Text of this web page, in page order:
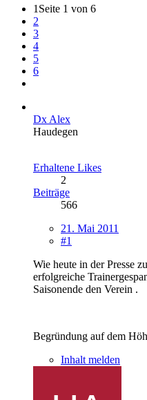
1 Seite 1 von 6
2
3
4
5
6
Dx Alex
Haudegen
Erhaltene Likes
2
Beiträge
566
21. Mai 2011
#1
Wie heute in der Presse
erfolgreiche
Saisonende den Verein .
Begründung auf dem
Inhalt melden